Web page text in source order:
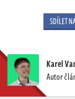
SDÍLET
Karel
Autor